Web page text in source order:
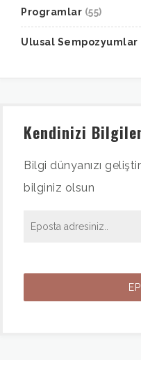
Programlar (55)
Ulusal Sempozyumlar
Kendinizi
Bilgi dünyanızı
bilginiz olsun